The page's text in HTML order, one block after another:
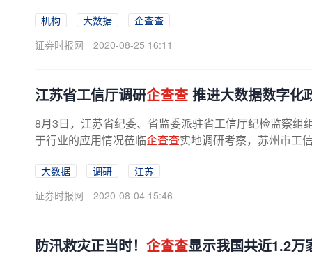
机构 大数据
企查查
证券时报网
2020-08-25 16:11
江苏省工信厅调研企查查推进大数据数字化
8月3日，江苏省纪委、省监委派驻省工信厅纪检监察
于行业的应用情况莅临企查查实地调研考察，苏州市工
大数据 调研
江苏
证券时报网
2020-08-04 15:46
防汛救灾正当时！ 企查查显示我国共近1.2万